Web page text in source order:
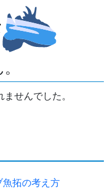
せんでした。
魚拓の考え方